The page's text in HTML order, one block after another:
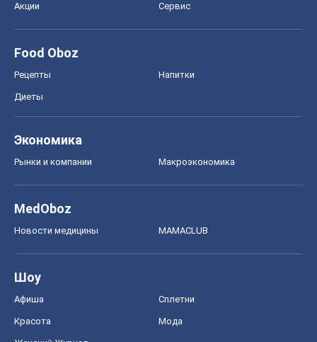
Акции Сервис
Food Oboz
Рецепты Напитки
Диеты
Экономика
Рынки и компании Mакроэкономика
MedOboz
Новости медицины MAMACLUB
Шоу
Афиша Сплетни
Красота Мода